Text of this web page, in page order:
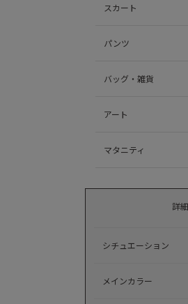
スカート
パンツ
バッグ・雑貨
アート
マタニティ
詳
シチュエーション
メインカラー